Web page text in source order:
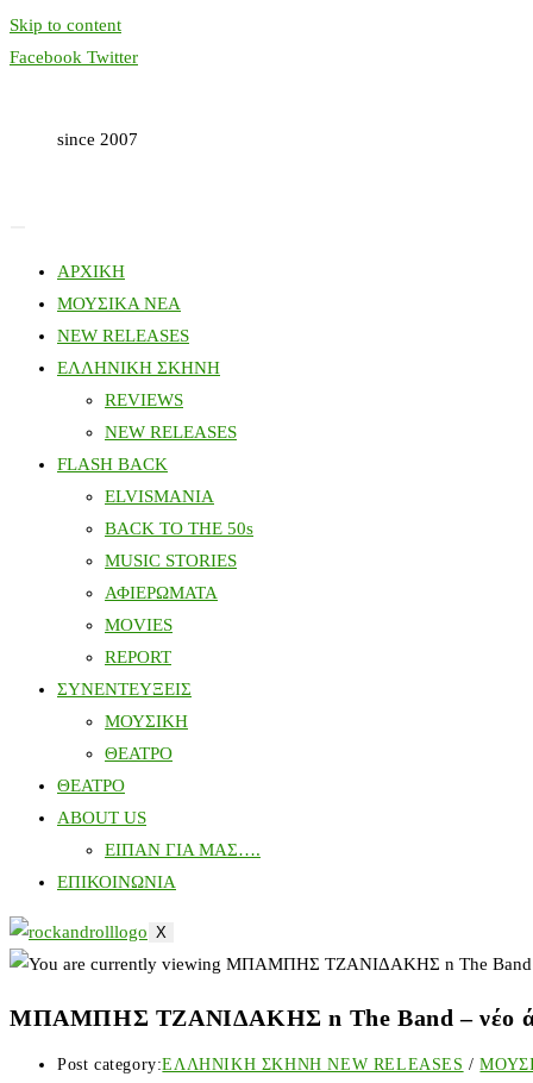
Skip to content
Facebook Twitter
since 2007
ΑΡΧΙΚΗ
ΜΟΥΣΙΚΑ ΝΕΑ
NEW RELEASES
ΕΛΛΗΝΙΚΗ ΣΚΗΝΗ
REVIEWS
NEW RELEASES
FLASH BACK
ELVISMANIA
BACK TO THE 50s
MUSIC STORIES
ΑΦΙΕΡΩΜΑΤΑ
MOVIES
REPORT
ΣΥΝΕΝΤΕΥΞΕΙΣ
ΜΟΥΣΙΚΗ
ΘΕΑΤΡΟ
ΘΕΑΤΡΟ
ABOUT US
ΕΙΠΑΝ ΓΙΑ ΜΑΣ….
ΕΠΙΚΟΙΝΩΝΙΑ
X
ΜΠΑΜΠΗΣ ΤΖΑΝΙΔΑΚΗΣ n The Band – νέο
Post category:ΕΛΛΗΝΙΚΗ ΣΚΗΝΗ NEW RELEASES /